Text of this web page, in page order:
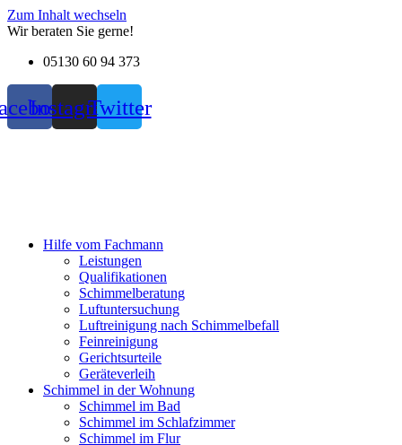
Zum Inhalt wechseln
Wir beraten Sie gerne!
05130 60 94 373
InstagramTwitter
Hilfe vom Fachmann
Leistungen
Qualifikationen
Schimmelberatung
Luftuntersuchung
Luftreinigung nach Schimmelbefall
Feinreinigung
Gerichtsurteile
Geräteverleih
Schimmel in der Wohnung
Schimmel im Bad
Schimmel im Schlafzimmer
Schimmel im Flur